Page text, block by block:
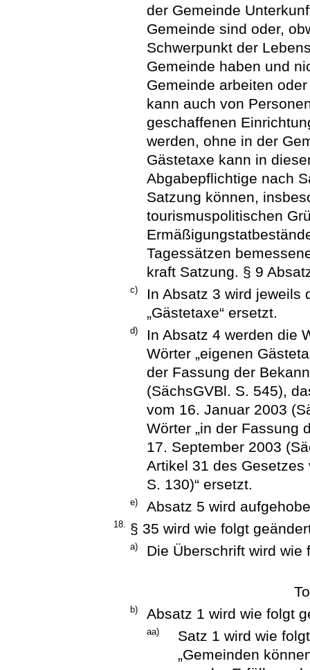
der Gemeinde
Gemeinde sind oder,
Schwerpunkt der
Gemeinde haben und
Gemeinde arbeiten
kann auch von
geschaffenen
werden, ohne in der
Gästetaxe kann in
Abgabepflichtige nach
Satzung können,
tourismuspolitischen
Tagessätzen
kraft Satzung. § 9
c)
In Absatz 3 wird jeweils
„Gästetaxe“ ersetzt.
d)
In Absatz 4 werden die
Wörter „eigenen
der Fassung der
(SächsGVBl. S. 545),
vom 16. Januar 2003
Wörter „in der Fassung
17. September 2003
Artikel 31 des
S. 130)“ ersetzt.
e) Absatz 5 wird
18. § 35 wird wie folgt
a) Die Überschrift wird wie
b) Absatz 1 wird wie folgt
aa)
Satz 1 wird wie
„Gemeinden